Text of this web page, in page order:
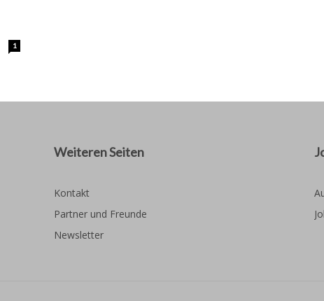
1
Weiteren Seiten
Kontakt
Partner und Freunde
Newsletter